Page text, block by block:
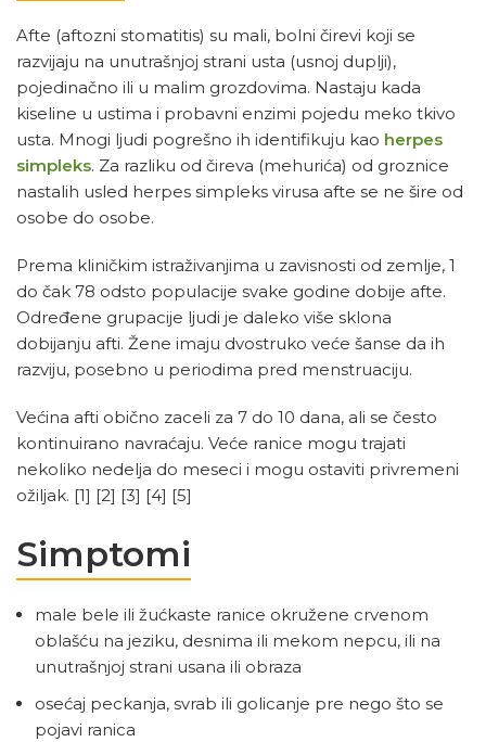
Afte (aftozni stomatitis) su mali, bolni čirevi koji se
razvijaju na unutrašnjoj strani usta (usnoj duplji),
pojedinačno ili u malim grozdovima. Nastaju kada
kiseline u ustima i probavni enzimi pojedu meko tkivo
usta. Mnogi ljudi pogrešno ih identifikuju kao herpes
simpleks. Za razliku od čireva (mehurića) od groznice
nastalih usled herpes simpleks virusa afte se ne šire od
osobe do osobe.
Prema kliničkim istraživanjima u zavisnosti od zemlje, 1
do čak 78 odsto populacije svake godine dobije afte.
Određene grupacije ljudi je daleko više sklona
dobijanju afti. Žene imaju dvostruko veće šanse da ih
razviju, posebno u periodima pred menstruaciju.
Većina afti obično zaceli za 7 do 10 dana, ali se često
kontinuirano navraćaju. Veće ranice mogu trajati
nekoliko nedelja do meseci i mogu ostaviti privremeni
ožiljak. [1] [2] [3] [4] [5]
Simptomi
male bele ili žućkaste ranice okružene crvenom
oblašću na jeziku, desnima ili mekom nepcu, ili na
unutrašnjoj strani usana ili obraza
osećaj peckanja, svrab ili golicanje pre nego što se
pojavi ranica